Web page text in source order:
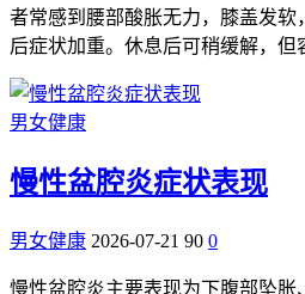
者常感到腰部酸胀无力，膝盖发软
后症状加重。休息后可稍缓解，但
男女健康
慢性盆腔炎症状表现
男女健康 2026-07-21 90 0
慢性盆腔炎主要表现为下腹部坠胀